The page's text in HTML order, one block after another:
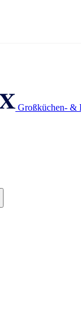
Großküchen- &